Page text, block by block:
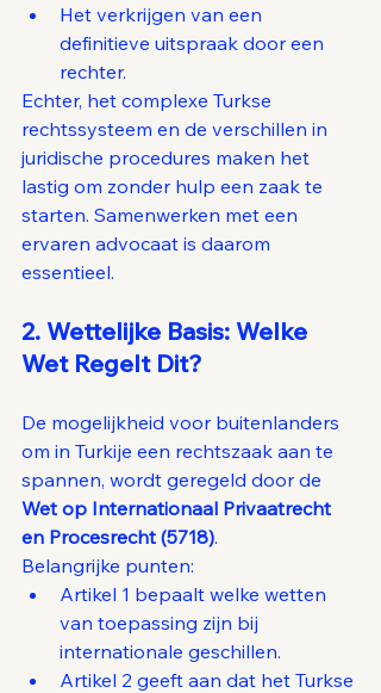
Het verkrijgen van een
definitieve uitspraak door een
rechter.
Echter, het complexe Turkse
rechtssysteem en de verschillen in
juridische procedures maken het
lastig om zonder hulp een zaak te
starten. Samenwerken met een
ervaren advocaat is daarom
essentieel.
2. Wettelijke Basis: Welke
Wet Regelt Dit?
De mogelijkheid voor buitenlanders
om in Turkije een rechtszaak aan te
spannen, wordt geregeld door de
Wet op Internationaal Privaatrecht
en Procesrecht (5718).
Belangrijke punten:
Artikel 1 bepaalt welke wetten
van toepassing zijn bij
internationale geschillen.
Artikel 2 geeft aan dat het Turkse